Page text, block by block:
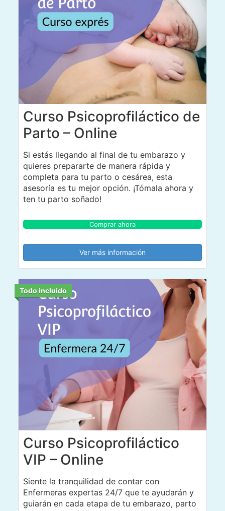
Curso Psicoprofiláctico de
Parto – Online
Si estás llegando al final de tu embarazo y
quieres prepararte de manera rápida y
completa para tu parto o cesárea, esta
asesoría es tu mejor opción. ¡Tómala ahora y
ten tu parto soñado!
Comprar ahora
Ver más información
Todo incluido
Curso Psicoprofiláctico
VIP – Online
Siente la tranquilidad de contar con
Enfermeras expertas 24/7 que te ayudarán y
guiarán en cada etapa de tu embarazo, parto